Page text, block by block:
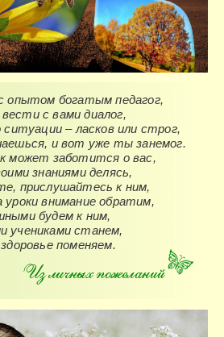
опытом богатым педагог,
с вами диалог,
ситуации – ласков или строг,
и вот уже ты занемог.
может заботится о вас,
знаниями делясь,
прислушайтесь к ним,
уроки внимание обратим,
будем к ним,
учениками станем,
поменяем.